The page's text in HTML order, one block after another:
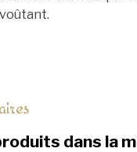
.
dans la